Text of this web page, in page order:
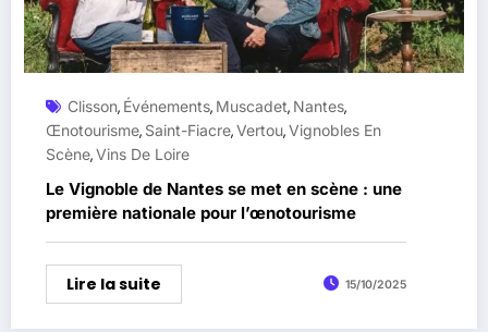
Clisson, Événements, Muscadet, Nantes,
Œnotourisme, Saint-Fiacre,Vertou,Vignobles En
Scène,Vins De Loire
Le Vignoble de Nantes se met en scène : une
première nationale pour l’œnotourisme
Lire la suite 15/10/2025